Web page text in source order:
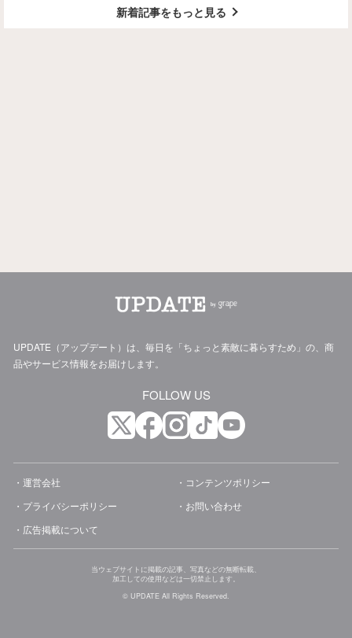
新着記事をもっと見る
UPDATE（アップデート）は、毎日を「ちょっと素敵に暮らすため」の、商
品やサービス情報をお届けします。
FOLLOW US
運営会社
コンテンツポリシー
プライバシーポリシー
お問い合わせ
広告掲載について
当ウェブサイトに掲載の記事、写真などの無断転載、
加工しての使用などは一切禁止します。
© UPDATE All Rights Reserved.